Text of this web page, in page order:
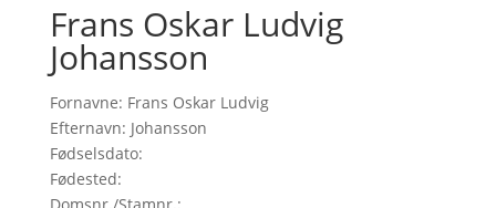
Frans Oskar Ludvig
Johansson
Fornavne: Frans Oskar Ludvig
Efternavn: Johansson
Fødselsdato:
Fødested: